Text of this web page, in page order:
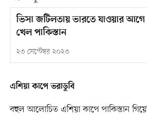
ভিসা জটিলতায় ভারতে যাওয়ার আগে
খেল পাকিস্তান
২৩ সেপ্টেম্বর ২০২৩
এশিয়া কাপে ভরাডুবি
বহুল আলোচিত এশিয়া কাপে পাকিস্তান